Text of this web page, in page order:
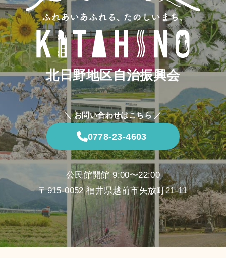
北日野地区自治振興会
＼ お問い合わせはこちら ／
0778-23-4603
公民館開館 9:00〜22:00
〒915-0052 福井県越前市矢放町21-11